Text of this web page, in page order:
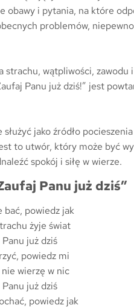
i pytania, na które
problemów,
wątpliwości,
Panu już dziś!” jest
jako źródło
to utwór, który może być
spokój i siłę w wierze.
Panu już dziś”
bać, powiedz jak
żyje świat
już dziś
powiedz mi
wierzę w nic
już dziś
powiedz jak